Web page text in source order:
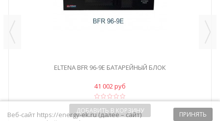
ELTENA BFR 96-9E БАТАРЕЙНЫЙ БЛОК
41 002 руб
ДОБАВИТЬ В КОРЗИНУ ПРИНЯТЬ
Веб-сайт https://energy-ek.ru (далее – сайт)